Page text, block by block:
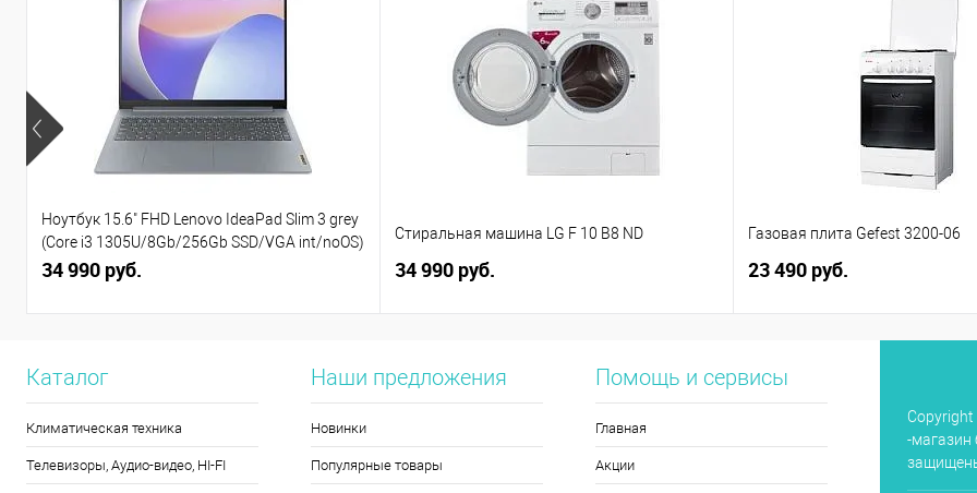
Ноутбук 15.6" FHD Lenovo IdeaPad Slim 3 grey
(Core i3 1305U/8Gb/256Gb SSD/VGA int/noOS)
(82X7004BPS)
34 990 руб.
Стиральная машина LG F 10 B8 ND
34 990 руб.
Газовая плита Gefest 3200-06
23 490 руб.
Каталог
Климатическая техника
Телевизоры, Аудио-видео, HI-FI
Наши предложения
Новинки
Популярные товары
Помощь и сервисы
Главная
Акции
-магазин